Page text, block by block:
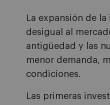
La expansión de
desigual al
antigüedad y las
menor demanda,
condiciones.
Las primeras